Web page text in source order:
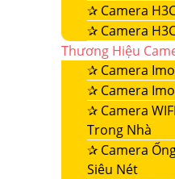
✰ Camera
✰ Camera
Thương Hiệu
✰ Camera
✰ Camera
✰ Camera
Trong Nhà
✰ Camera
Siêu Nét